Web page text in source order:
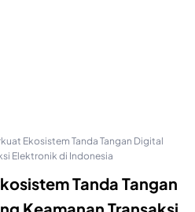
Ekosistem Tanda Tangan Digital
Elektronik di Indonesia
Tanda Tangan